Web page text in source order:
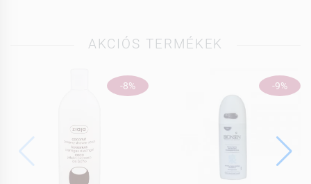
AKCIÓS TERMÉKEK
-8% -9%